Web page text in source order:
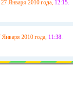
27 Января 2010 года, 12:15.
Января 2010 года, 11:38.